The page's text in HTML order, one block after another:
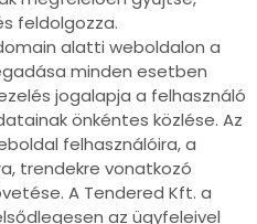
feldolgozza.
alatti weboldalon a
minden esetben
jogalapja a felhasználó
önkéntes közlése. Az
felhasználóira, a
trendekre vonatkozó
A Tendered Kft. a
az ügyfeleivel